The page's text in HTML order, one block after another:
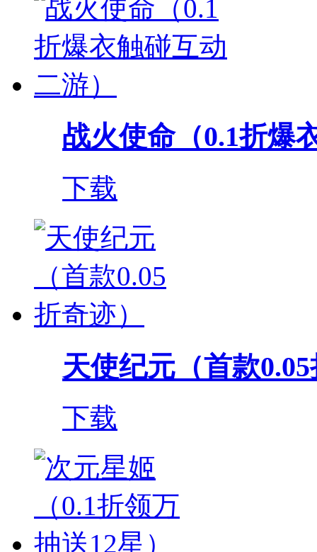
战火使命（0.1折爆
下载
天使纪元（首款
下载